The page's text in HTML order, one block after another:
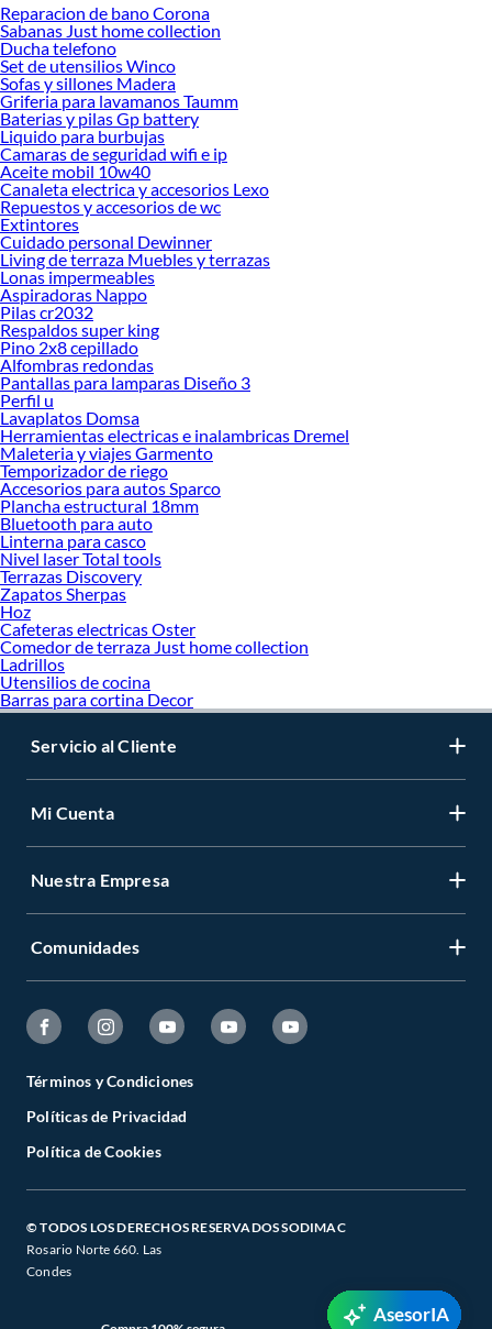
Desde remodelaciones hasta proyectos de decoración, estamos aquí para hacer
tus ideas realidad. ¡Visítanos y encuentra todo lo que tenemos para ofrecerte en
Bicicletas!
Explora la variedad de productos de Bicicletas en Sodimac
Herramientas, materiales y accesorios de calidad para tus proyectos y
renovación de espacios. ¡Visítanos y descubre todo lo que tenemos para
ofrecerte!
Encuentra una amplia variedad de productos de Bicicletas en Sodimac.
Encuentra todo lo necesario para tus proyectos de renovación y decoración.
¡Visítanos y haz tus ideas realidad!
Reparacion de bano Corona
Sabanas Just home collection
Ducha telefono
Set de utensilios Winco
Sofas y sillones Madera
Griferia para lavamanos Taumm
Baterias y pilas Gp battery
Liquido para burbujas
Camaras de seguridad wifi e ip
Aceite mobil 10w40
Canaleta electrica y accesorios Lexo
Repuestos y accesorios de wc
Extintores
Cuidado personal Dewinner
Living de terraza Muebles y terrazas
Lonas impermeables
Aspiradoras Nappo
Pilas cr2032
Respaldos super king
Pino 2x8 cepillado
Alfombras redondas
Pantallas para lamparas Diseño 3
Perfil u
Lavaplatos Domsa
Herramientas electricas e inalambricas Dremel
Maleteria y viajes Garmento
Temporizador de riego
Accesorios para autos Sparco
Plancha estructural 18mm
Bluetooth para auto
Linterna para casco
Nivel laser Total tools
Terrazas Discovery
Zapatos Sherpas
Hoz
Cafeteras electricas Oster
Comedor de terraza Just home collection
Ladrillos
Utensilios de cocina
Barras para cortina Decor
Servicio al Cliente
Mi Cuenta
Nuestra Empresa
Comunidades
Términos y Condiciones
Políticas de Privacidad
Política de Cookies
© TODOS LOS DERECHOS RESERVADOS SODIMAC
Rosario Norte 660. Las
Condes
AsesorIA